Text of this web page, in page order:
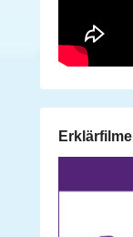
Erklärfilme